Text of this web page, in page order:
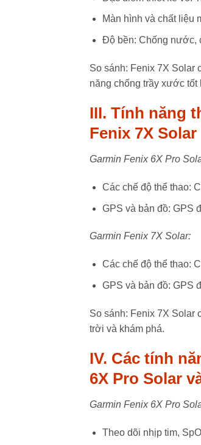
Màn hình và chất liệu
Độ bền: Chống nước,
So sánh: Fenix 7X Solar
năng chống trầy xước tốt
III. Tính năng
Fenix 7X Solar
Garmin Fenix 6X Pro
Các chế độ thể thao:
GPS và bản đồ: GPS
Garmin Fenix 7X Solar:
Các chế độ thể thao:
GPS và bản đồ: GPS
So sánh: Fenix 7X Solar
trời và khám phá.
IV. Các tính
6X Pro Solar
Garmin Fenix 6X Pro
Theo dõi nhịp tim,